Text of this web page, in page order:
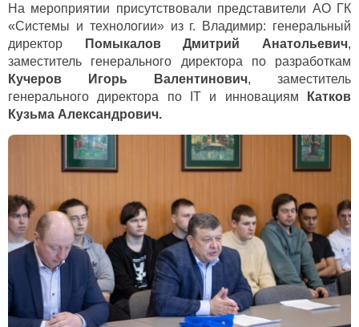
На мероприятии присутствовали представители АО ГК
«Системы и технологии» из г. Владимир: генеральный
директор
Помыкалов Дмитрий Анатольевич,
заместитель генерального директора по разработкам
Кучеров Игорь Валентинович, заместитель
генерального директора по
IT и инновациям
Катков
Кузьма Александрович.